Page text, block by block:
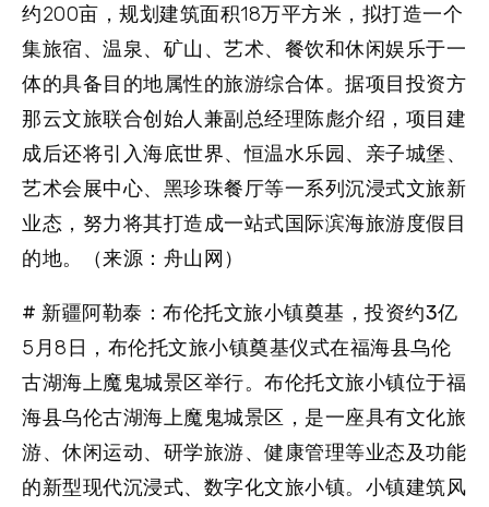
约200亩，规划建筑面积18万平方米，拟打造一个
集旅宿、温泉、矿山、艺术、餐饮和休闲娱乐于一
体的具备目的地属性的旅游综合体。据项目投资方
那云文旅联合创始人兼副总经理陈彪介绍，项目建
成后还将引入海底世界、恒温水乐园、亲子城堡、
艺术会展中心、黑珍珠餐厅等一系列沉浸式文旅新
业态，努力将其打造成一站式国际滨海旅游度假目
的地。（来源：舟山网）
# 新疆阿勒泰：布伦托文旅小镇奠基，投资约3亿
5月8日，布伦托文旅小镇奠基仪式在福海县乌伦
古湖海上魔鬼城景区举行。布伦托文旅小镇位于福
海县乌伦古湖海上魔鬼城景区，是一座具有文化旅
游、休闲运动、研学旅游、健康管理等业态及功能
的新型现代沉浸式、数字化文旅小镇。小镇建筑风